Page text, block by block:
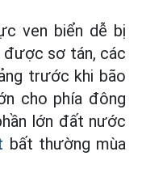
ven biển dễ bị
được sơ tán, các
trước khi bão
cho phía đông
lớn đất nước
bất thường mùa